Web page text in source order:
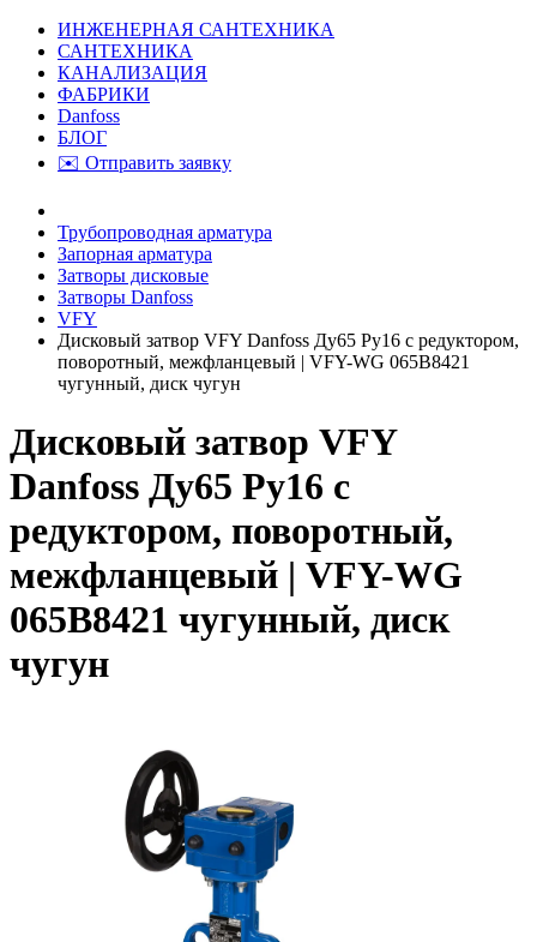
ИНЖЕНЕРНАЯ САНТЕХНИКА
САНТЕХНИКА
КАНАЛИЗАЦИЯ
ФАБРИКИ
Danfoss
БЛОГ
✉️ Отправить заявку
Трубопроводная арматура
Запорная арматура
Затворы дисковые
Затворы Danfoss
VFY
Дисковый затвор VFY Danfoss Ду65 Ру16 с редуктором,
поворотный, межфланцевый | VFY-WG 065B8421
чугунный, диск чугун
Дисковый затвор VFY
Danfoss Ду65 Ру16 с
редуктором, поворотный,
межфланцевый | VFY-WG
065B8421 чугунный, диск
чугун